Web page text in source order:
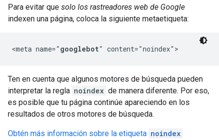
Para evitar que solo los rastreadores web de Google
indexen una página, coloca la siguiente metaetiqueta:
<meta name=" googlebot" content="noindex">
Ten en cuenta que algunos motores de búsqueda pueden
interpretar la regla noindex de manera diferente. Por eso,
es posible que tu página continúe apareciendo en los
resultados de otros motores de búsqueda.
Obtén más información sobre la etiqueta noindex